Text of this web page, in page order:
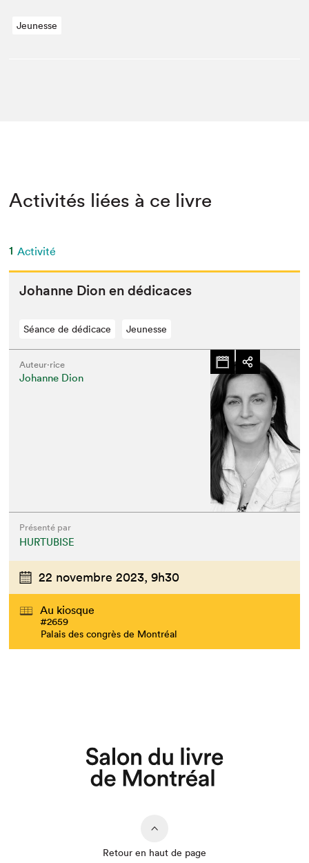
Jeunesse
Activités liées à ce livre
1 Activité
Johanne Dion en dédicaces
Séance de dédicace Jeunesse
Auteur·rice
Johanne Dion
Présenté par
HURTUBISE
22 novembre 2023, 9h30
Au kiosque
#2659
Palais des congrès de Montréal
Retour en haut de page